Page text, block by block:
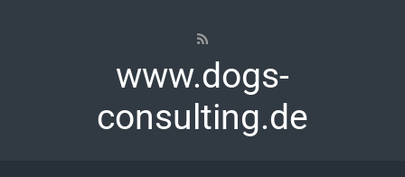
www.dogs-
consulting.de